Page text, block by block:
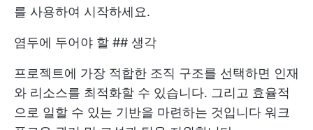
를 사용하여 시작하세요.
염두에 두어야 할 ## 생각
프로젝트에 가장 적합한 조직 구조를 선택하면 인재
와 리소스를 최적화할 수 있습니다. 그리고 효율적
으로 일할 수 있는 기반을 마련하는 것입니다 워크